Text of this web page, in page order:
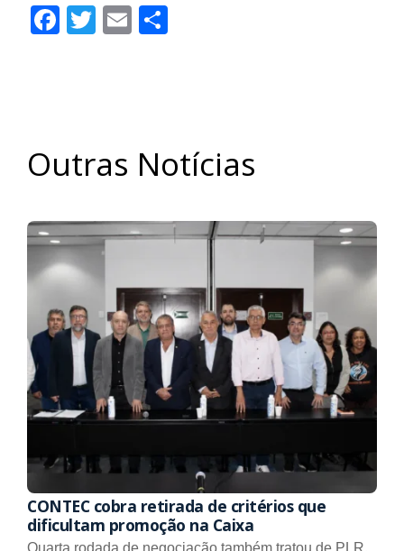
Facebook
Twitter
Email
Outras Notícias
CONTEC cobra retirada de critérios que
dificultam promoção na Caixa
Quarta rodada de negociação também tratou de PLR,